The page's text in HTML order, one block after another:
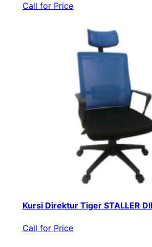
Call for Price
Kursi Direktur Tiger STALLER
Call for Price